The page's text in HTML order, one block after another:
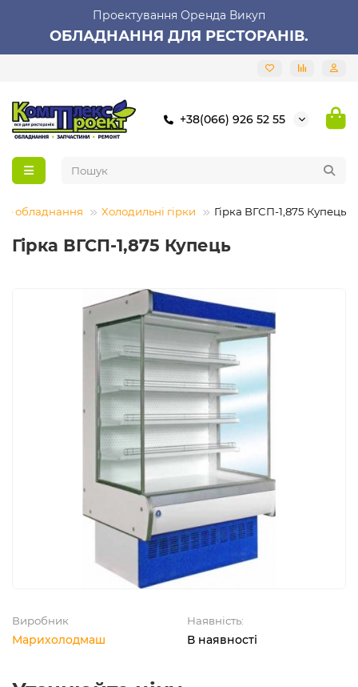
Проектування Оренда Викуп
ОБЛАДНАННЯ ДЛЯ РЕСТОРАНІВ.
+38(066) 926 52 55
обладнання Холодильні гірки Гірка ВГСП-1,875 Купець
Гірка ВГСП-1,875 Купець
Виробник
Марихолодмаш
Наявність:
В наявності